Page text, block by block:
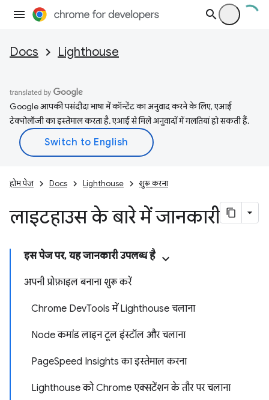
Docs Lighthouse
Google आपकी पसंदीदा भाषा में कॉन्टेंट का अनुवाद करने के लिए, एआई
टेक्नोलॉजी का इस्तेमाल करता है. एआई से मिले अनुवादों में गलतियां हो सकती हैं.
होम पेज Docs Lighthouse शुरू करना
लाइटहाउस के बारे में जानकारी
इस पेज पर, यह जानकारी उपलब्ध है
अपनी प्रोफ़ाइल बनाना शुरू करें
Chrome DevTools में Lighthouse चलाना
Node कमांड लाइन टूल इंस्टॉल और चलाना
PageSpeed Insights का इस्तेमाल करना
Lighthouse को Chrome एक्सटेंशन के तौर पर चलाना